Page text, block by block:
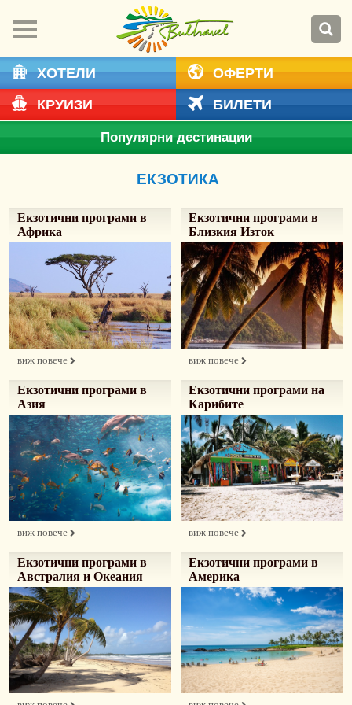
ХОТЕЛИ
ОФЕРТИ
КРУИЗИ
БИЛЕТИ
Популярни дестинации
ЕКЗОТИКА
Екзотични програми в
Африка
виж повече
Екзотични програми в
Близкия Изток
виж повече
Екзотични програми в
Азия
виж повече
Екзотични програми на
Карибите
виж повече
Екзотични програми в
Австралия и Океания
Екзотични програми в
Америка